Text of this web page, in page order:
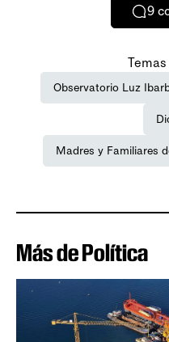
9
Observatorio Luz
Madres y Familiares
Más de Política